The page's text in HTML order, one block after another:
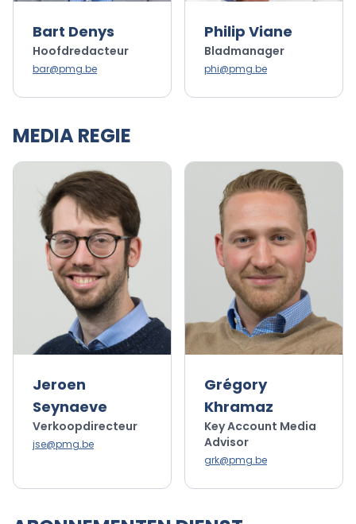
Bart Denys
Hoofdredacteur
bar@pmg.be
Philip Viane
Bladmanager
phi@pmg.be
MEDIA REGIE
Jeroen
Seynaeve
Verkoopdirecteur
jse@pmg.be
Grégory
Khramaz
Key Account Media
Advisor
grk@pmg.be